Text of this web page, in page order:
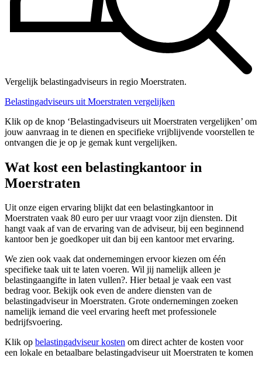
Vergelijk belastingadviseurs in regio Moerstraten.
Belastingadviseurs uit Moerstraten vergelijken
Klik op de knop ‘Belastingadviseurs uit Moerstraten vergelijken’ om
jouw aanvraag in te dienen en specifieke vrijblijvende voorstellen te
ontvangen die je op je gemak kunt vergelijken.
Wat kost een belastingkantoor in
Moerstraten
Uit onze eigen ervaring blijkt dat een belastingkantoor in
Moerstraten vaak 80 euro per uur vraagt voor zijn diensten. Dit
hangt vaak af van de ervaring van de adviseur, bij een beginnend
kantoor ben je goedkoper uit dan bij een kantoor met ervaring.
We zien ook vaak dat ondernemingen ervoor kiezen om één
specifieke taak uit te laten voeren. Wil jij namelijk alleen je
belastingaangifte in laten vullen?. Hier betaal je vaak een vast
bedrag voor. Bekijk ook even de andere diensten van de
belastingadviseur in Moerstraten. Grote ondernemingen zoeken
namelijk iemand die veel ervaring heeft met professionele
bedrijfsvoering.
Klik op belastingadviseur kosten om direct achter de kosten voor
een lokale en betaalbare belastingadviseur uit Moerstraten te komen